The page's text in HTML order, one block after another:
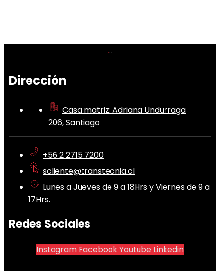
Dirección
Casa matriz: Adriana Undurraga
206, Santiago
+56 2 2715 7200
scliente@transtecnia.cl
Lunes a Jueves de 9 a 18Hrs y Viernes de 9 a
17Hrs.
Redes Sociales
Instagram FacebookYoutube Linkedin